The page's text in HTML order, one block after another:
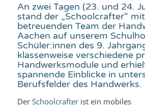
An zwei Tagen (23. und 24.
stand der „Schoolcrafter“
betreuenden Team der
Aachen auf unserem
Schüler:innen des 9.
klassenweise verschiedene
Handwerksmodule und
spannende Einblicke in
Berufsfelder des Handwerks.
Der Schoolcrafterist ein mobiles